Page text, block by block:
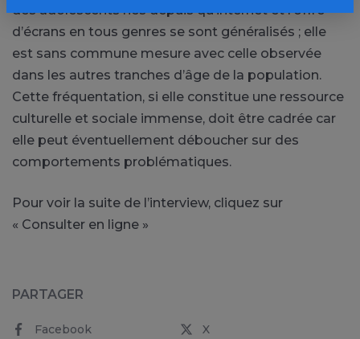
des adolescents nés depuis qu’internet et l’offre
d’écrans en tous genres se sont généralisés ; elle
est sans commune mesure avec celle observée
dans les autres tranches d’âge de la population.
Cette fréquentation, si elle constitue une ressource
culturelle et sociale immense, doit être cadrée car
elle peut éventuellement déboucher sur des
comportements problématiques.
Pour voir la suite de l’interview, cliquez sur
« Consulter en ligne »
PARTAGER
Facebook X